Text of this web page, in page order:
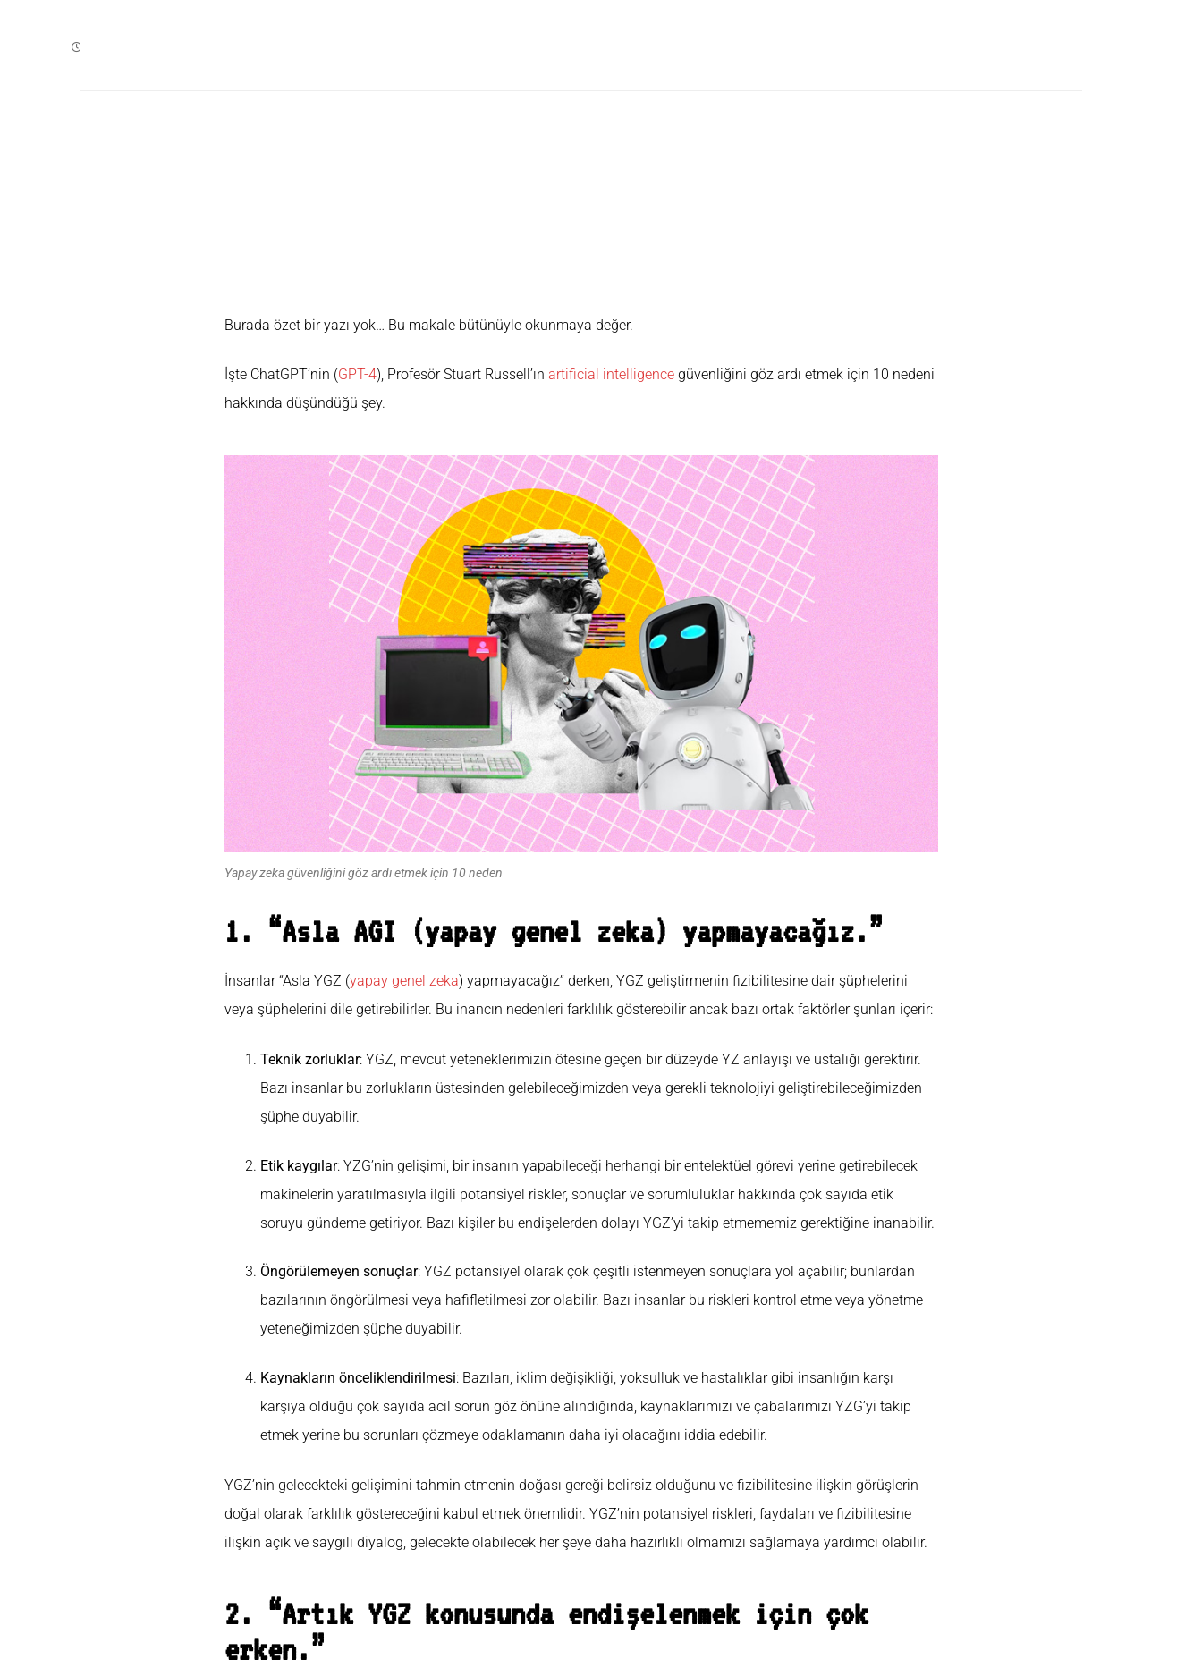
Burada özet bir yazı yok… Bu makale bütünüyle okunmaya değer.
İşte ChatGPT’nin (GPT-4), Profesör Stuart Russell’ın artificial intelligence güvenliğini göz ardı etmek için 10 nedeni
hakkında düşündüğü şey.
Yapay zeka güvenliğini göz ardı etmek için 10 neden
1. “Asla AGI (yapay genel zeka) yapmayacağız.”
İnsanlar “Asla YGZ (yapay genel zeka) yapmayacağız” derken, YGZ geliştirmenin fizibilitesine dair şüphelerini
veya şüphelerini dile getirebilirler. Bu inancın nedenleri farklılık gösterebilir ancak bazı ortak faktörler şunları içerir:
Teknik zorluklar: YGZ, mevcut yeteneklerimizin ötesine geçen bir düzeyde YZ anlayışı ve ustalığı gerektirir.
Bazı insanlar bu zorlukların üstesinden gelebileceğimizden veya gerekli teknolojiyi geliştirebileceğimizden
şüphe duyabilir.
Etik kaygılar: YZG’nin gelişimi, bir insanın yapabileceği herhangi bir entelektüel görevi yerine getirebilecek
makinelerin yaratılmasıyla ilgili potansiyel riskler, sonuçlar ve sorumluluklar hakkında çok sayıda etik
soruyu gündeme getiriyor. Bazı kişiler bu endişelerden dolayı YGZ’yi takip etmememiz gerektiğine inanabilir.
Öngörülemeyen sonuçlar: YGZ potansiyel olarak çok çeşitli istenmeyen sonuçlara yol açabilir; bunlardan
bazılarının öngörülmesi veya hafifletilmesi zor olabilir. Bazı insanlar bu riskleri kontrol etme veya yönetme
yeteneğimizden şüphe duyabilir.
Kaynakların önceliklendirilmesi: Bazıları, iklim değişikliği, yoksulluk ve hastalıklar gibi insanlığın karşı
karşıya olduğu çok sayıda acil sorun göz önüne alındığında, kaynaklarımızı ve çabalarımızı YZG’yi takip
etmek yerine bu sorunları çözmeye odaklamanın daha iyi olacağını iddia edebilir.
YGZ’nin gelecekteki gelişimini tahmin etmenin doğası gereği belirsiz olduğunu ve fizibilitesine ilişkin görüşlerin
doğal olarak farklılık göstereceğini kabul etmek önemlidir. YGZ’nin potansiyel riskleri, faydaları ve fizibilitesine
ilişkin açık ve saygılı diyalog, gelecekte olabilecek her şeye daha hazırlıklı olmamızı sağlamaya yardımcı olabilir.
2. “Artık YGZ konusunda endişelenmek için çok
erken.”